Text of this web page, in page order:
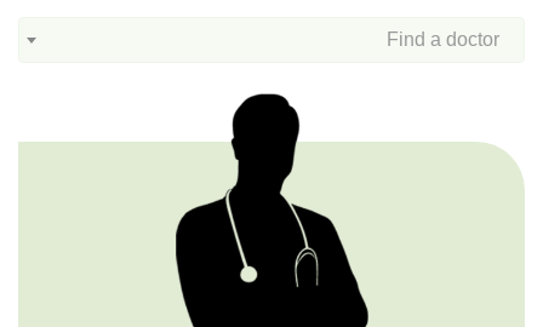
Find a doctor